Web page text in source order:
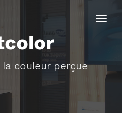
couleur perçue